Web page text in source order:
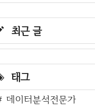
최근 글
태그
데이터분석전문가